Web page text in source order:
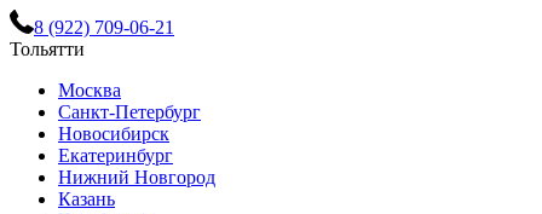
8 (922) 709-06-21
Тольятти
Москва
Санкт-Петербург
Новосибирск
Екатеринбург
Нижний Новгород
Казань